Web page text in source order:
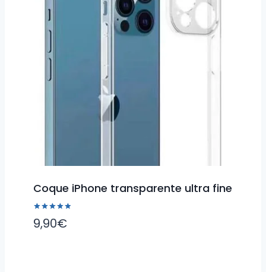
Coque iPhone transparente ultra fine
Note
5.00
sur 5
9,90€